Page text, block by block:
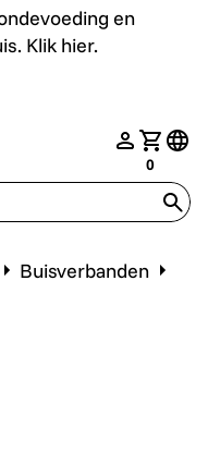
en
Klik hier.
en toebehoren bij
nav.login
Jouw
0
Buisverbanden